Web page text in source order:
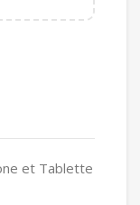
et Tablette